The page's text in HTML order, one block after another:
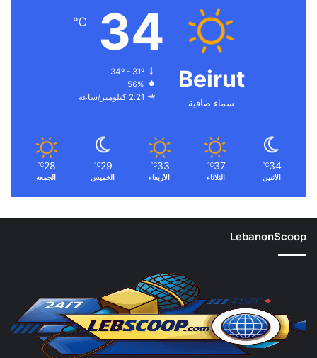
Beirut
سماء صافية
34
℃
34º - 31º
56%
2.21 كيلومتر/ساعة
34
℃
الأثنين
37
℃
الثلاثاء
33
℃
الأربعاء
29
℃
الخميس
28
℃
الجمعة
LebanonScoop